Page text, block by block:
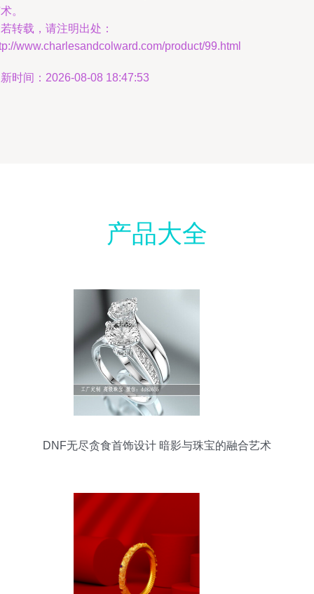
。
转载，请注明出处：
www.charlesandcolward.com/product/99.html
时间：2026-08-08 18:47:53
产品大全
DNF无尽贪食首饰设计 暗影与珠宝的融合艺术